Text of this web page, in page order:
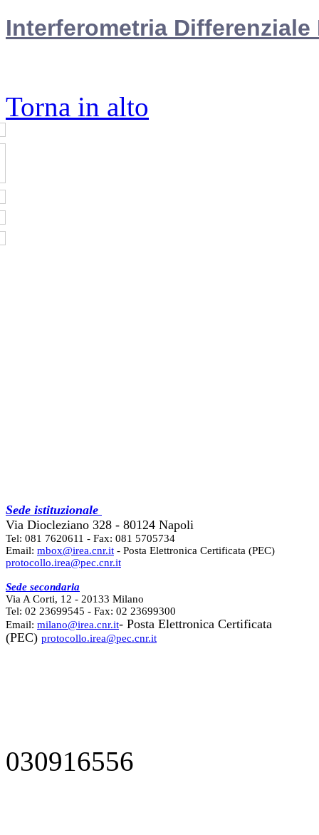
Interferometria
Torna in alto
Sede istituzionale
Via Diocleziano 328 - 80124 Napoli
Tel: 081 7620611 - Fax: 081 5705734
Email: mbox@irea.cnr.it - Posta Elettronica Certificata (PEC)
protocollo.irea@pec.cnr.it
Sede secondaria
Via A Corti, 12 - 20133 Milano
Tel: 02 23699545 - Fax: 02 23699300
Email: milano@irea.cnr.it- Posta Elettronica Certificata
(PEC) protocollo.irea@pec.cnr.it
030916556